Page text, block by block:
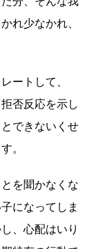
れ少なかれ、
ートして、
否反応を示し
できないくせ
。
を聞かなくな
になってしま
、心配はいり